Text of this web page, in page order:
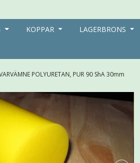
KOPPAR LAGERBRONS
POLYURETAN, PUR 90 ShA 30mm